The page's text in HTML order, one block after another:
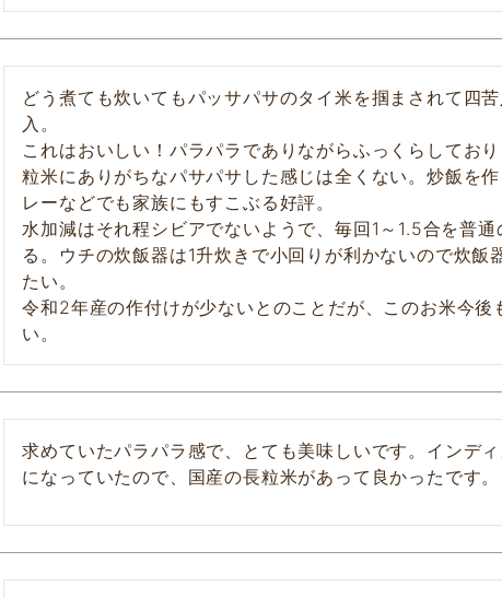
どう煮ても炊いてもパッサパサのタイ米を掴まされて四
入。
これはおいしい！パラパラでありながらふっくらしてお
粒米にありがちなパサパサした感じは全くない。炒飯を
レーなどでも家族にもすこぶる好評。
水加減はそれ程シビアでないようで、毎回1～1.5合を普
る。ウチの炊飯器は1升炊きで小回りが利かないので炊飯
たい。
令和2年産の作付けが少ないとのことだが、このお米今後
い。
求めていたパラパラ感で、とても美味しいです。インデ
になっていたので、国産の長粒米があって良かったです。